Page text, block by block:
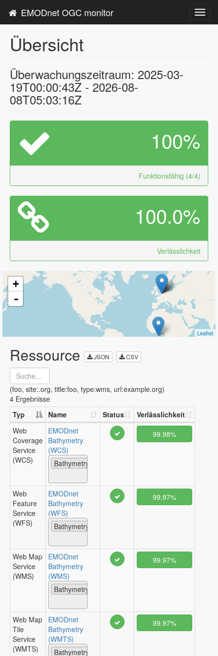
EMODnet OGC monitor
Übersicht
Überwachungszeitraum: 2025-03-
19T00:00:43Z - 2026-08-
08T05:03:16Z
100%
Funktionsfähig (4/4)
100.0%
Verlässlichkeit
+
-
Leaflet
Ressource JSON CSV
(foo, site:.org, title:foo, type:wms, url:example.org)
4 Ergebnisse
Typ
Name Status
Verlässlichkeit
Web
Coverage
Service
(WCS)
EMODnet
Bathymetry
(WCS)
Bathymetry
99.98%
Web
Feature
Service
(WFS)
EMODnet
Bathymetry
(WFS)
Bathymetry
99.97%
Web Map
Service
(WMS)
EMODnet
Bathymetry
(WMS)
Bathymetry
99.97%
Web Map
Tile
Service
(WMTS)
EMODnet
Bathymetry
(WMTS)
Bathymetry
99.97%